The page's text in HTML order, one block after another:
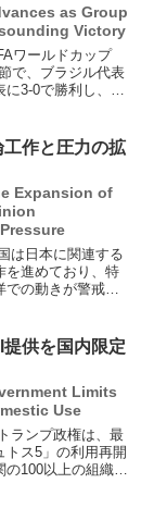
as Group
Victory
ワールドカップ
で、ブラジル代表
に3-0で勝利し、見
試合連続得点を記
工作と圧力の拡
Expansion of
は日本に関連する
を進めており、特
での動きが警戒さ
がっている。日比
発...
供を国内限定
Limits
Use
ランプ政権は、最
トス5」の利用再開
の100以上の組織に